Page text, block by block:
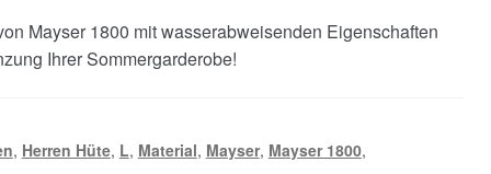
Mayser 1800 mit wasserabweisenden Eigenschaften
Ihrer Sommergarderobe!
, Herren Hüte, L, Material, Mayser, Mayser 1800,